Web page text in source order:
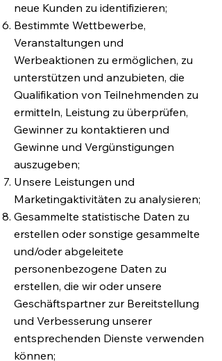
neue Kunden zu identifizieren;
Bestimmte Wettbewerbe,
Veranstaltungen und
Werbeaktionen zu ermöglichen, zu
unterstützen und anzubieten, die
Qualifikation von Teilnehmenden zu
ermitteln, Leistung zu überprüfen,
Gewinner zu kontaktieren und
Gewinne und Vergünstigungen
auszugeben;
Unsere Leistungen und
Marketingaktivitäten zu analysieren;
Gesammelte statistische Daten zu
erstellen oder sonstige gesammelte
und/oder abgeleitete
personenbezogene Daten zu
erstellen, die wir oder unsere
Geschäftspartner zur Bereitstellung
und Verbesserung unserer
entsprechenden Dienste verwenden
können;